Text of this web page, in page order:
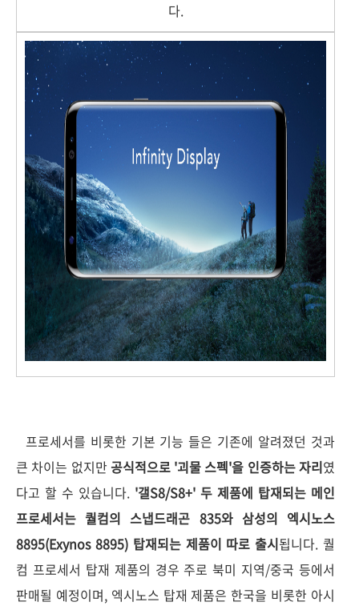
다.
프로세서를 비롯한 기본 기능 들은 기존에 알려졌던 것과
큰 차이는 없지만 공식적으로 '괴물 스펙'을 인증하는 자리였
다고 할 수 있습니다. '갤S8/S8+' 두 제품에 탑재되는 메인
프로세서는 퀄컴의 스냅드래곤 835와 삼성의 엑시노스
8895(Exynos 8895) 탑재되는 제품이 따로 출시됩니다. 퀄
컴 프로세서 탑재 제품의 경우 주로 북미 지역/중국 등에서
판매될 예정이며, 엑시노스 탑재 제품은 한국을 비롯한 아시